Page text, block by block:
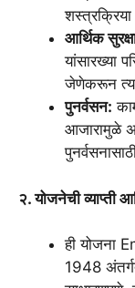
आर्थिक
यांसारख्या
जेणेकरून
पुनर्वसन:
आजारामुळे
२. योजनेची व्याप्ती
ही योजना
1948